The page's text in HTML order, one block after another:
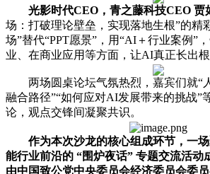
光影时代CEO ，青之藤科技CEO 贾
场：打破理论壁垒，实现落地生根”的精
场”替代“PPT愿景”，用“AI＋行业案例”
业、在商业应用等方面，让AI真正长出根
两场圆桌论坛气氛热烈，嘉宾们就“
融合路径”“如何应对AI发展带来的挑战”
论，观点交锋间凝聚共识。
作为本次沙龙的核心组成环节，一
能行业前沿的 “围炉夜话” 专题交流活动
由中国致公党中央委员会经济委员会委